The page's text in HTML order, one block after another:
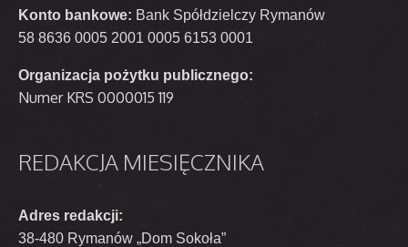
Konto bankowe: Bank Spółdzielczy Rymanów
58 8636 0005 2001 0005 6153 0001
Organizacja pożytku publicznego:
Numer KRS 0000015 119
REDAKCJA MIESIĘCZNIKA
Adres redakcji:
38-480 Rymanów „Dom Sokoła”